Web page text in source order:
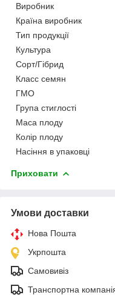
Виробник
Країна виробник
Тип продукції
Культура
Сорт/Гібрид
Класс семян
ГМО
Група стиглості
Маса плоду
Колір плоду
Насіння в упаковці
Приховати
Умови доставки
Нова Пошта
Укрпошта
Самовивіз
Транспортна